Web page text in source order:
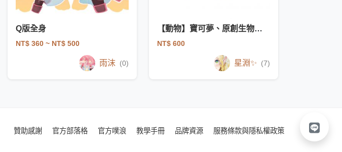
Q版全身
NT$ 360 ~ NT$ 500
雨沫 (0)
【動物】寶可夢、原創生物、獸、寵物
NT$ 600
星淵✨ (7)
贊助感謝 官方部落格 官方噗浪 教學手冊 品牌資源 服務條款與隱私權政策